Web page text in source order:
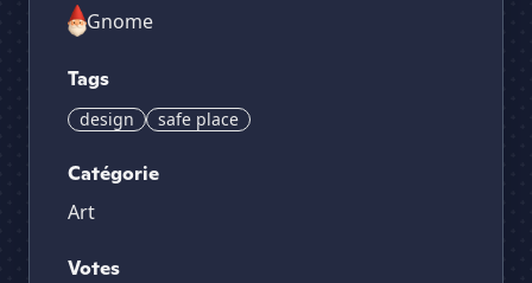
Gnome
Tags
design safe place
Catégorie
Art
Votes